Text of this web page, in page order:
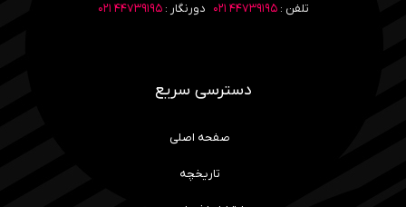
تلفن :۴۴۷۳۹۱۹۵ ۰۲۱ دورنگار :۴۴۷۳۹۱۹۵ ۰۲۱
دسترسی سریع
صفحه اصلی
تاریخچه